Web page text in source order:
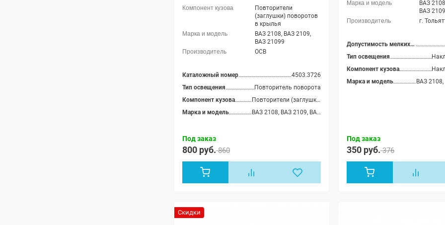
Повторители
(заглушки) поворотов
в крылья
ВАЗ 2108, ВАЗ 2109,
ВАЗ 21099
ОСВ
Каталожный номер
4503.3726
Тип освещения
Повторитель поворота
Компонент кузова
Повторители (заглушки) поворотов в крылья
Марка и модель
ВАЗ 2108, ВАЗ 2109, ВАЗ 21099
Под заказ
800 руб.860
ВАЗ
ВАЗ
г.
Допустимость мелких царапин
Тип освещения
Компонент кузова
Марка и модель
Под заказ
350 руб.376
Скидки